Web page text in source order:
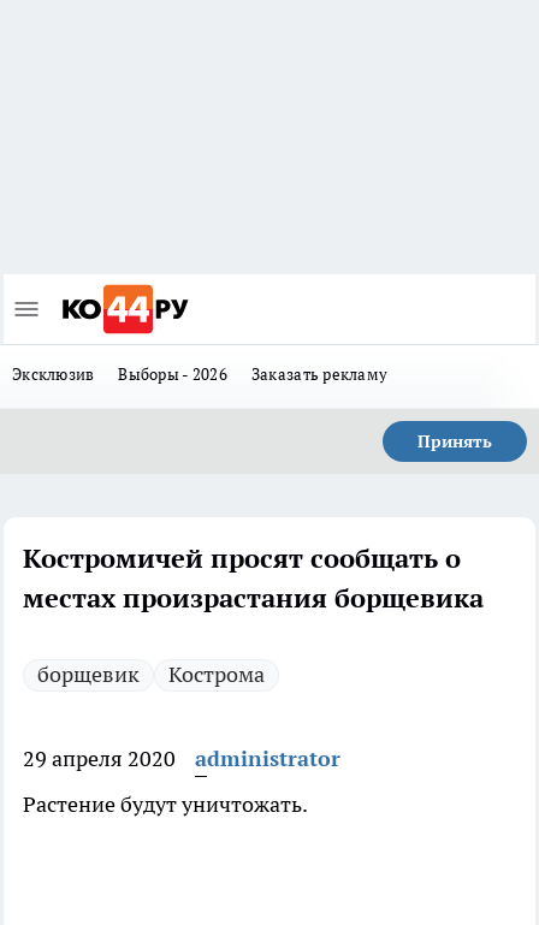
Эксклюзив Выборы - 2026 Заказать рекламу
Принять
Костромичей просят сообщать о
местах произрастания борщевика
борщевик Кострома
29 апреля 2020
administrator
Растение будут уничтожать.